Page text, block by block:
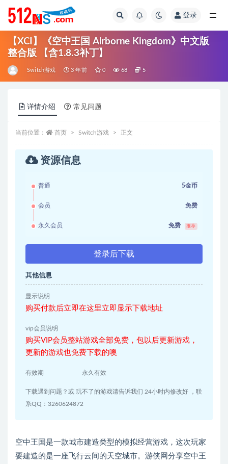
登录
【XCI】《空中王国 Airborne Kingdom》中文版
整合版 【含1.8.3补丁】
Switch游戏 3 年前 0 68 5
详情介绍 常见问题
当前位置： 首页 Switch游戏 正文
资源信息
普通 5金币
会员 免费
永久会员 免费 推荐
登录后下载
其他信息
显示说明
购买付款后立即在这里立即显示下载地址
vip会员说明
购买VIP会员整站游戏全部免费，包以后更新游戏，
更新的游戏也免费下载的噢
有效期 永久有效
下载遇到问题？或 玩不了的游戏请告诉我们 24小时内修改好 ，联
系QQ：3260624872
空中王国是一款城市建造类型的模拟经营游戏，这次玩家
要建造的是一座飞行云间的天空城市。游侠网分享空中王